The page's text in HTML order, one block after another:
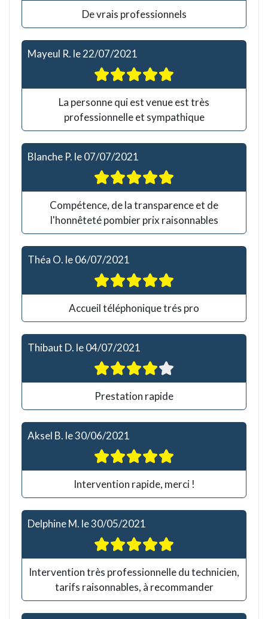
De vrais professionnels
Mayeul R. le22/07/2021
La personne qui est venue est très
professionnelle et sympathique
Blanche P. le07/07/2021
Compétence, de la transparence et de
l'honnêteté pombier prix raisonnables
Théa O. le06/07/2021
Accueil téléphonique trés pro
Thibaut D. le04/07/2021
Prestation rapide
Aksel B. le30/06/2021
Intervention rapide, merci !
Delphine M. le30/05/2021
Intervention très professionnelle du technicien,
tarifs raisonnables, à recommander